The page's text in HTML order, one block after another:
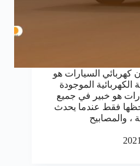
كهربائي السيارات هو
الموجودة
هو خبير في جميع
فقط عندما يحدث
، والمصابيح